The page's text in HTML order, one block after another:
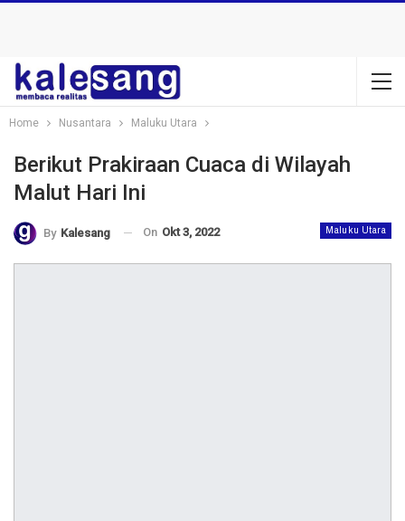
Home Nusantara Maluku Utara
Berikut Prakiraan Cuaca di Wilayah
Malut Hari Ini
Maluku Utara
By Kalesang On Okt 3, 2022